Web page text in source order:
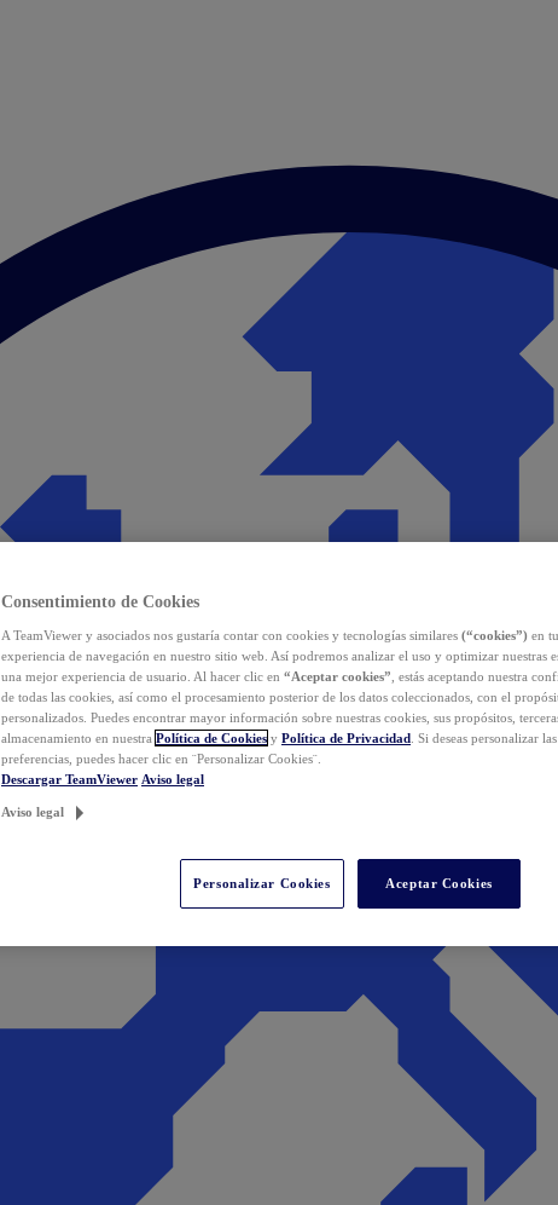
Consentimiento de Cookies
A TeamViewer y asociados nos gustaría contar con cookies y tecnologías similares (“cookies”) en
experiencia de navegación en nuestro sitio web. Así podremos analizar el uso y optimizar nuestras
una mejor experiencia de usuario. Al hacer clic en “Aceptar cookies” , estás aceptando nuestra
de todas las cookies, así como el procesamiento posterior de los datos coleccionados, con el
personalizados. Puedes encontrar mayor información sobre nuestras cookies, sus propósitos,
almacenamiento en nuestra Política de Cookies y Política de Privacidad . Si deseas personalizar
preferencias, puedes hacer clic en ¨Personalizar Cookies¨.
Descargar TeamViewer Aviso legal
Aviso legal
Personalizar Cookies Aceptar Cookies